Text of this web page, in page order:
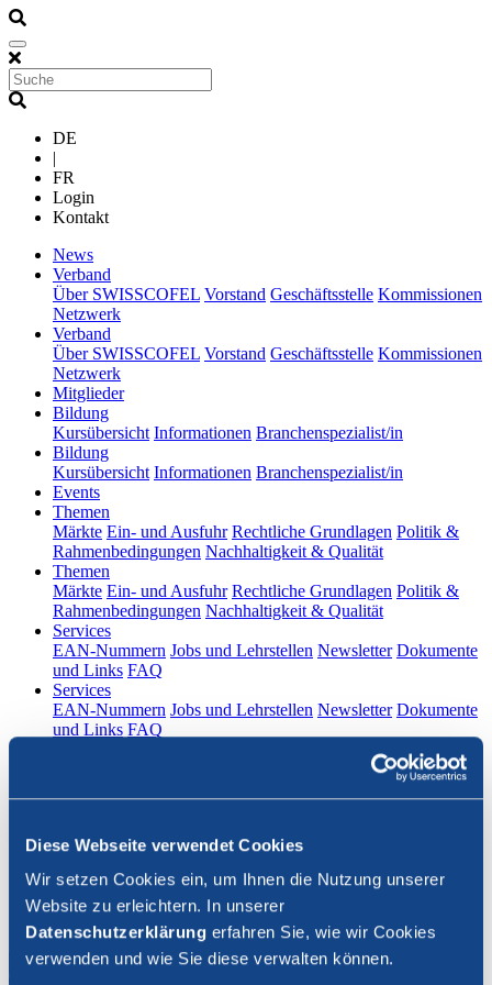
Diese Webseite verwendet Cookies
Wir setzen Cookies ein, um Ihnen die Nutzung unserer
Website zu erleichtern. In unserer
Datenschutzerklärung erfahren Sie, wie wir Cookies
verwenden und wie Sie diese verwalten können.
DE
|
FR
Login
Kontakt
News(current)
Verband
Über SWISSCOFEL Vorstand Geschäftsstelle Kommissionen
Netzwerk
Verband
Über SWISSCOFEL Vorstand Geschäftsstelle Kommissionen
Netzwerk
Mitglieder(current)
Bildung(current)
Kursübersicht Informationen Branchenspezialist/in
Bildung(current)
Kursübersicht Informationen Branchenspezialist/in
Events(current)
Themen
Märkte Ein- und Ausfuhr Rechtliche Grundlagen Politik &
Rahmenbedingungen Nachhaltigkeit & Qualität
Themen
Märkte Ein- und Ausfuhr Rechtliche Grundlagen Politik &
Rahmenbedingungen Nachhaltigkeit & Qualität
Services(current)
EAN-Nummern Jobs und Lehrstellen Newsletter Dokumente
und Links FAQ
Services(current)
EAN-Nummern Jobs und Lehrstellen Newsletter Dokumente
und Links FAQ
FR
Login
Suche schliessen